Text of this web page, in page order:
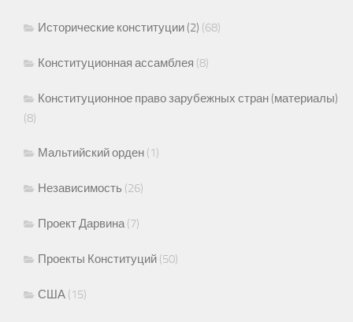
Исторические конституции (2) (68)
Конституционная ассамблея (8)
Конституционное право зарубежных стран (материалы)
(8)
Мальтийский орден (1)
Независимость (26)
Проект Дарвина(7)
Проекты Конституций (50)
США (15)